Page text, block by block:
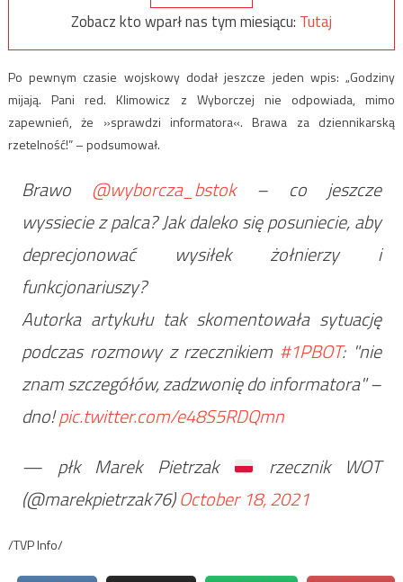
Zobacz kto wparł nas tym miesiącu: Tutaj
Po pewnym czasie wojskowy dodał jeszcze jeden wpis: „Godziny
mijają. Pani red. Klimowicz z Wyborczej nie odpowiada, mimo
zapewnień, że »sprawdzi informatora«. Brawa za dziennikarską
rzetelność!” – podsumował.
Brawo @wyborcza_bstok– co jeszcze
wyssiecie z palca? Jak daleko się posuniecie, aby
deprecjonować wysiłek żołnierzy i
funkcjonariuszy?
Autorka artykułu tak skomentowała sytuację
podczas rozmowy z rzecznikiem #1PBOT: "nie
znam szczegółów, zadzwonię do informatora" –
dno!pic.twitter.com/e48S5RDQmn
— płk Marek Pietrzak
rzecznik WOT
(@marekpietrzak76)October 18, 2021
/TVP Info/